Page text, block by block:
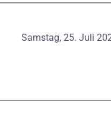
Samstag, 25. Juli